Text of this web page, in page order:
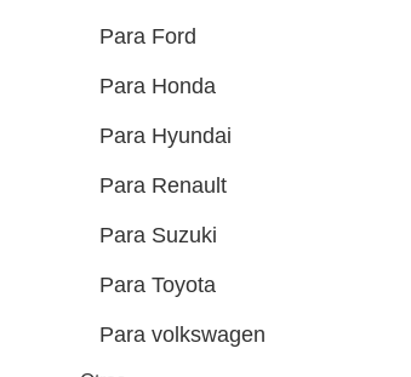
Para Ford
Para Honda
Para Hyundai
Para Renault
Para Suzuki
Para Toyota
Para volkswagen